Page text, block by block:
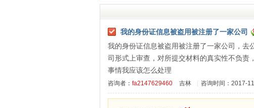
我的身份证信息被盗用被注册了一家公司
我的身份证信息被盗用被注册了一家公司，
司形式上审查，对所提交材料的真实性不负
事情我应该怎么处理
咨询者： fa2147629460 吉林 [ 咨询时间：2017-